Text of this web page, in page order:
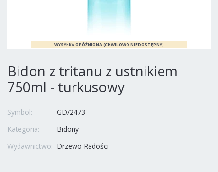
Bidon z tritanu z ustnikiem
750ml - turkusowy
Symbol:
GD/2473
Kategoria:
Bidony
Wydawnictwo: Drzewo Radości